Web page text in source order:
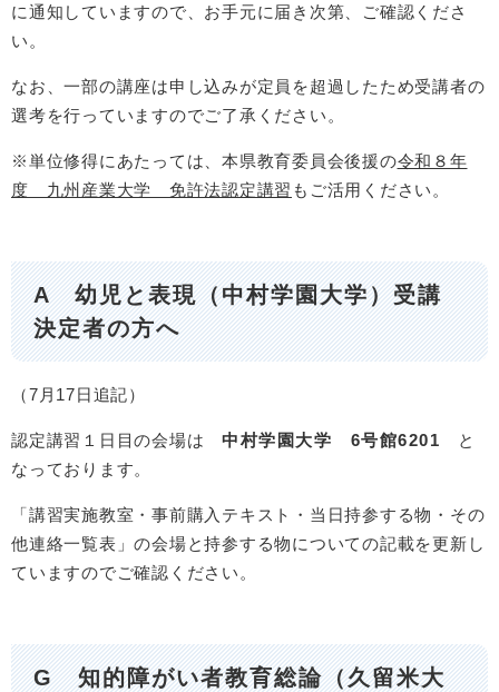
に通知していますので、お手元に届き次第、ご確認くださ
い。
なお、一部の講座は申し込みが定員を超過したため受講者の
選考を行っていますのでご了承ください。
※単位修得にあたっては、本県教育委員会後援の令和８年
度 九州産業大学 免許法認定講習 もご活用ください。
A 幼児と表現（中村学園大学）受講
決定者の方へ
（7月17日追記）
認定講習１日目の会場は 中村学園大学 6号館6201 と
なっております。
「講習実施教室・事前購入テキスト・当日持参する物・その
他連絡一覧表」の会場と持参する物についての記載を更新し
ていますのでご確認ください。
G 知的障がい者教育総論（久留米大